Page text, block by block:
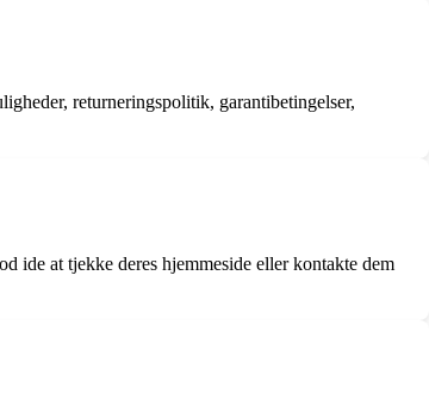
returneringspolitik, garantibetingelser,
at tjekke deres hjemmeside eller kontakte dem